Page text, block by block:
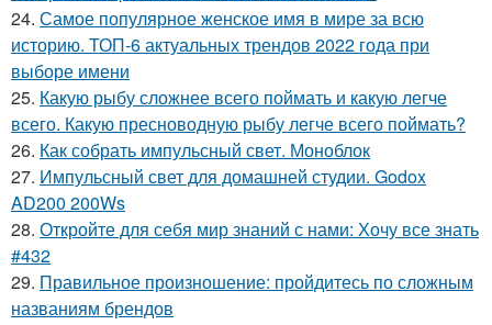
24. Самое популярное женское имя в мире за всю
историю. ТОП-6 актуальных трендов 2022 года при
выборе имени
25. Какую рыбу сложнее всего поймать и какую легче
всего. Какую пресноводную рыбу легче всего поймать?
26. Как собрать импульсный свет. Моноблок
27. Импульсный свет для домашней студии. Godox
AD200 200Ws
28. Откройте для себя мир знаний с нами: Хочу все знать
#432
29. Правильное произношение: пройдитесь по сложным
названиям брендов